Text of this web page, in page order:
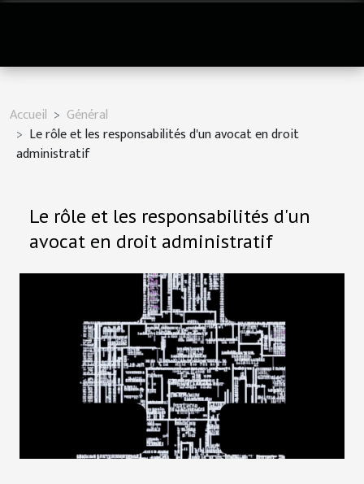
Accueil
Général
Le rôle et les responsabilités d'un avocat en droit
administratif
Le rôle et les responsabilités d'un
avocat en droit administratif